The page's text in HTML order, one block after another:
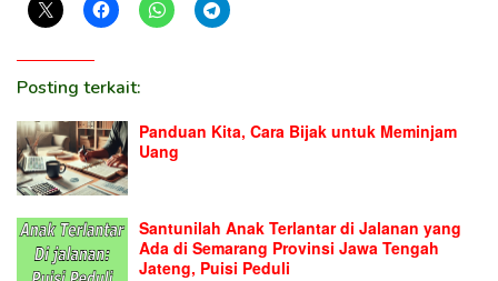
Posting terkait:
Panduan Kita, Cara Bijak untuk Meminjam
Uang
Santunilah Anak Terlantar di Jalanan yang
Ada di Semarang Provinsi Jawa Tengah
Jateng, Puisi Peduli